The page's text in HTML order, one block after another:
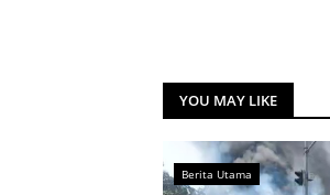
YOU MAY LIKE
Berita Utama